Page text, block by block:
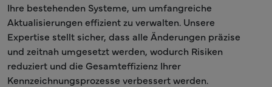
Ihre bestehenden Systeme, um umfangreiche
Aktualisierungen effizient zu verwalten. Unsere
Expertise stellt sicher, dass alle Änderungen präzise
und zeitnah umgesetzt werden, wodurch Risiken
reduziert und die Gesamteffizienz Ihrer
Kennzeichnungsprozesse verbessert werden.